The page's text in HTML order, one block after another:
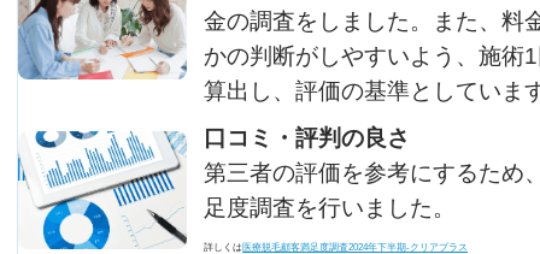
金の調査をしました。また、料
かの判断がしやすいよう、施術
算出し、評価の基準としていま
口コミ・評判の良さ
第三者の評価を参考にするため
足度調査を行いました。
詳しくは 医療脱毛顧客満足度調査2024年下半期-クリアプラス